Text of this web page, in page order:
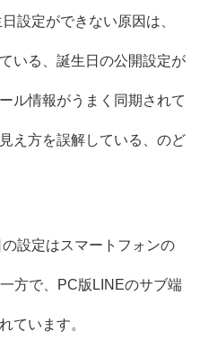
設定ができない原因は、
いる、誕生日の公開設定が
ル情報がうまく同期されて
え方を誤解している、のど
設定はスマートフォンの
方で、PC版LINEのサブ端
ています。